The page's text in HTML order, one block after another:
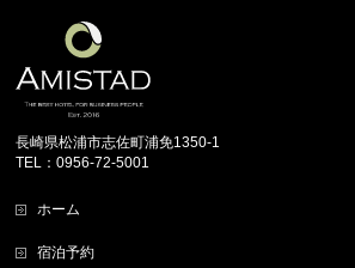
長崎県松浦市志佐町浦免1350-1
TEL：0956-72-5001
ホーム
宿泊予約